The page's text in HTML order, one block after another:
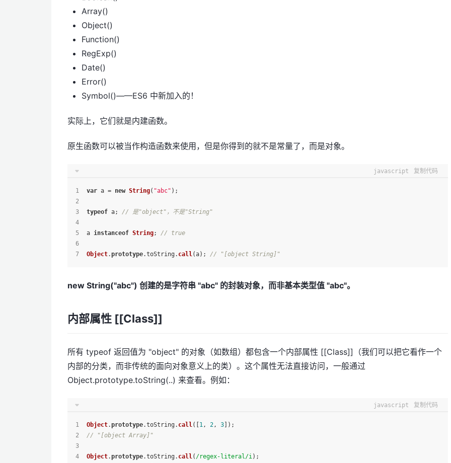
Array()
Object()
Function()
RegExp()
Date()
Error()
Symbol()——ES6 中新加入的！
实际上，它们就是内建函数。
原生函数可以被当作构造函数来使用，但是你得到的就不是常量了，而是对象。
javascript 复制代码
var a = new String( "abc" );
typeof a; // 是"object"，不是"String"
a instanceof String; // true
Object.prototype.toString . call(a); // "[object String]"
new String("abc") 创建的是字符串 "abc" 的封装对象，而非基本类型值 "abc"。
内部属性 [[Class]]
所有 typeof 返回值为 "object" 的对象（如数组）都包含一个内部属性 [[Class]]（我们可以把它看作一个
内部的分类，而非传统的面向对象意义上的类）。这个属性无法直接访问，一般通过
Object.prototype.toString(..) 来查看。例如：
javascript 复制代码
Object.prototype.toString . call([ 1, 2, 3 ]);
// "[object Array]"
Object.prototype.toString . call( /regex-literal/i);